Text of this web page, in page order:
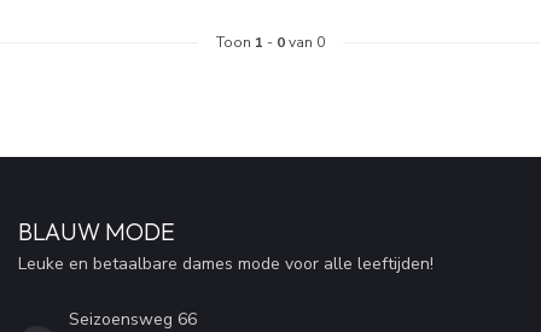
Toon 1 - 0van 0
BLAUW MODE
Leuke en betaalbare dames mode voor alle leeftijden!
Seizoensweg 66